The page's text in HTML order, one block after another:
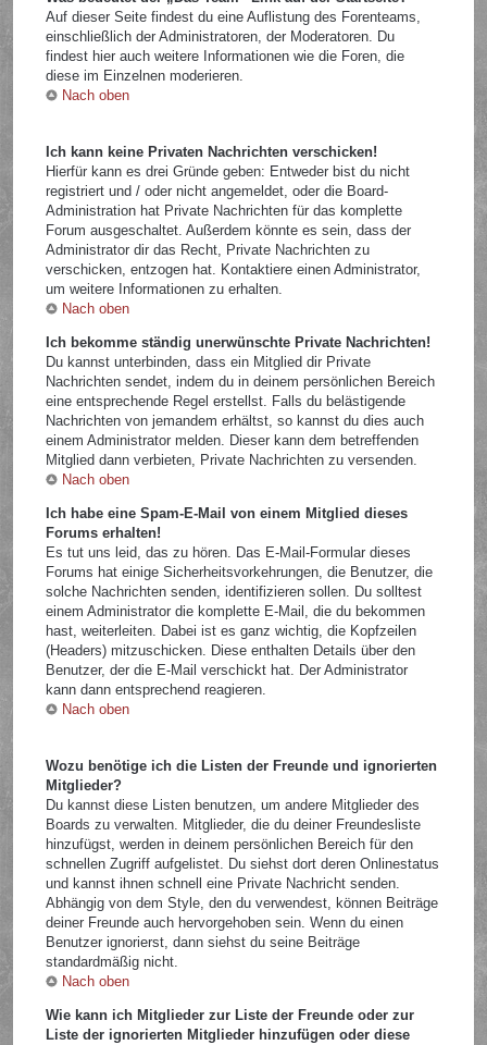
Auf dieser Seite findest du eine Auflistung des Forenteams,
einschließlich der Administratoren, der Moderatoren. Du
findest hier auch weitere Informationen wie die Foren, die
diese im Einzelnen moderieren.
Nach oben
Ich kann keine Privaten Nachrichten verschicken!
Hierfür kann es drei Gründe geben: Entweder bist du nicht
registriert und / oder nicht angemeldet, oder die Board-
Administration hat Private Nachrichten für das komplette
Forum ausgeschaltet. Außerdem könnte es sein, dass der
Administrator dir das Recht, Private Nachrichten zu
verschicken, entzogen hat. Kontaktiere einen Administrator,
um weitere Informationen zu erhalten.
Nach oben
Ich bekomme ständig unerwünschte Private Nachrichten!
Du kannst unterbinden, dass ein Mitglied dir Private
Nachrichten sendet, indem du in deinem persönlichen Bereich
eine entsprechende Regel erstellst. Falls du belästigende
Nachrichten von jemandem erhältst, so kannst du dies auch
einem Administrator melden. Dieser kann dem betreffenden
Mitglied dann verbieten, Private Nachrichten zu versenden.
Nach oben
Ich habe eine Spam-E-Mail von einem Mitglied dieses
Forums erhalten!
Es tut uns leid, das zu hören. Das E-Mail-Formular dieses
Forums hat einige Sicherheitsvorkehrungen, die Benutzer, die
solche Nachrichten senden, identifizieren sollen. Du solltest
einem Administrator die komplette E-Mail, die du bekommen
hast, weiterleiten. Dabei ist es ganz wichtig, die Kopfzeilen
(Headers) mitzuschicken. Diese enthalten Details über den
Benutzer, der die E-Mail verschickt hat. Der Administrator
kann dann entsprechend reagieren.
Nach oben
Wozu benötige ich die Listen der Freunde und ignorierten
Mitglieder?
Du kannst diese Listen benutzen, um andere Mitglieder des
Boards zu verwalten. Mitglieder, die du deiner Freundesliste
hinzufügst, werden in deinem persönlichen Bereich für den
schnellen Zugriff aufgelistet. Du siehst dort deren Onlinestatus
und kannst ihnen schnell eine Private Nachricht senden.
Abhängig von dem Style, den du verwendest, können Beiträge
deiner Freunde auch hervorgehoben sein. Wenn du einen
Benutzer ignorierst, dann siehst du seine Beiträge
standardmäßig nicht.
Nach oben
Wie kann ich Mitglieder zur Liste der Freunde oder zur
Liste der ignorierten Mitglieder hinzufügen oder diese